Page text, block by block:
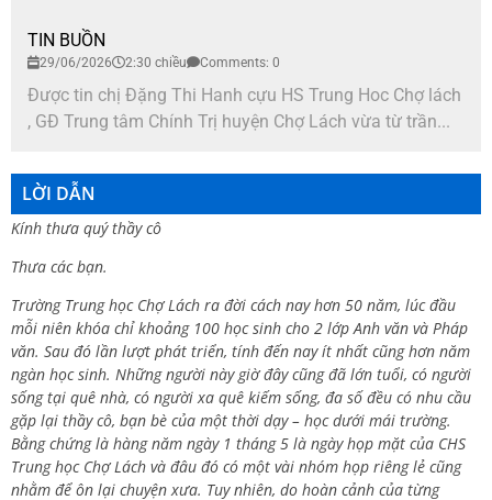
TIN BUỒN
29/06/2026 2:30 chiều Comments: 0
Được tin chị Đặng Thi Hanh cựu HS Trung Hoc Chợ lách
, GĐ Trung tâm Chính Trị huyện Chợ Lách vừa từ trần...
LỜI DẪN
Kính thưa quý thầy cô
Thưa các bạn.
Trường Trung học Chợ Lách ra đời cách nay hơn 50 năm, lúc đầu
mỗi niên khóa chỉ khoảng 100 học sinh cho 2 lớp Anh văn và Pháp
văn. Sau đó lần lượt phát triển, tính đến nay ít nhất cũng hơn năm
ngàn học sinh. Những người này giờ đây cũng đã lớn tuổi, có người
sống tại quê nhà, có người xa quê kiếm sống, đa số đều có nhu cầu
gặp lại thầy cô, bạn bè của một thời dạy – học dưới mái trường.
Bằng chứng là hàng năm ngày 1 tháng 5 là ngày họp mặt của CHS
Trung học Chợ Lách và đâu đó có một vài nhóm họp riêng lẻ cũng
nhằm để ôn lại chuyện xưa. Tuy nhiên, do hoàn cảnh của từng